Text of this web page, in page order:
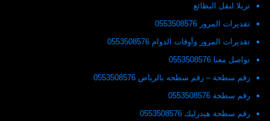
تريلا لنقل البظائع
تقديرات المرور 0553508576
تقديرات المرور وأوقات الدوام 0553508576
تواصل معنا 0553508576
رقم سطحة – رقم سطحه بالرياض 0553508576
رقم سطحة 0553508576
رقم سطحة هيدرليك 0553508576